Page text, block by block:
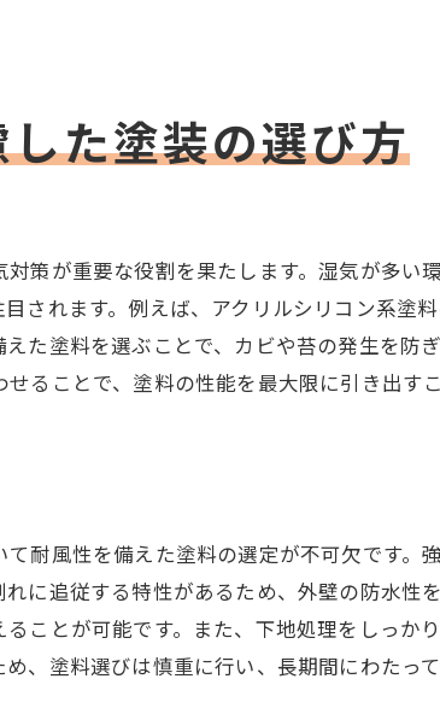
市に適した防水対策の実例
成功事例から学ぶ塗装プロジェクトの計画法
に基づく計画の重要性
ジェクト成功に欠かせない事前準備
特性を考慮したスケジュール管理
た塗装の選び方
策が重要な役割を果たします。湿気が多い
されます。例えば、アクリルシリコン系塗
た塗料を選ぶことで、カビや苔の発生を防
ることで、塗料の性能を最大限に引き出す
耐風性を備えた塗料の選定が不可欠です。
に追従する特性があるため、外壁の防水性
ことが可能です。また、下地処理をしっか
、塗料選びは慎重に行い、長期間にわたっ